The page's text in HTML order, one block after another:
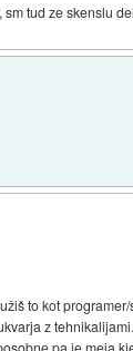
tud ze skenslu
to kot
z